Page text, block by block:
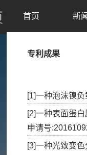
首页 新闻
专利成果
[1]一种泡沫镍
[2]一种表面蛋
申请号
[3]一种光致变